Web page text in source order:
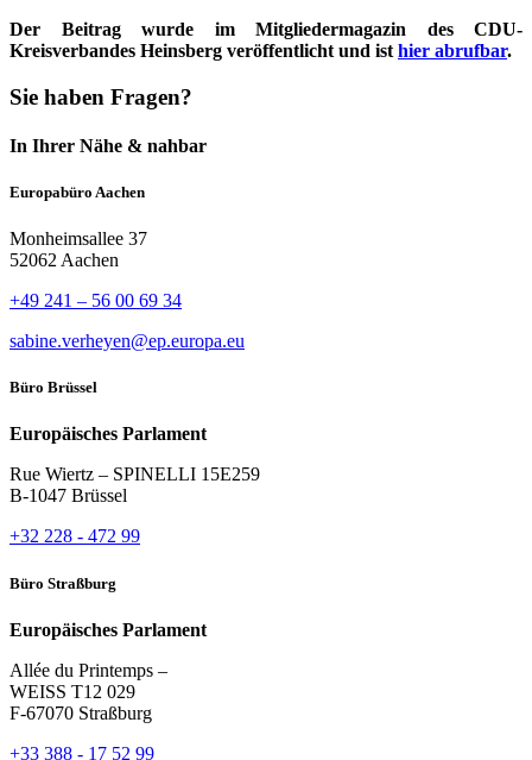
Der Beitrag wurde im Mitgliedermagazin des CDU-
Kreisverbandes Heinsberg veröffentlicht und ist hier abrufbar.
Sie haben Fragen?
In Ihrer Nähe & nahbar
Europabüro Aachen
Monheimsallee 37
52062 Aachen
+49 241 – 56 00 69 34
sabine.verheyen@ep.europa.eu
Büro Brüssel
Europäisches Parlament
Rue Wiertz – SPINELLI 15E259
B-1047 Brüssel
+32 228 - 472 99
Büro Straßburg
Europäisches Parlament
Allée du Printemps –
WEISS T12 029
F-67070 Straßburg
+33 388 - 17 52 99